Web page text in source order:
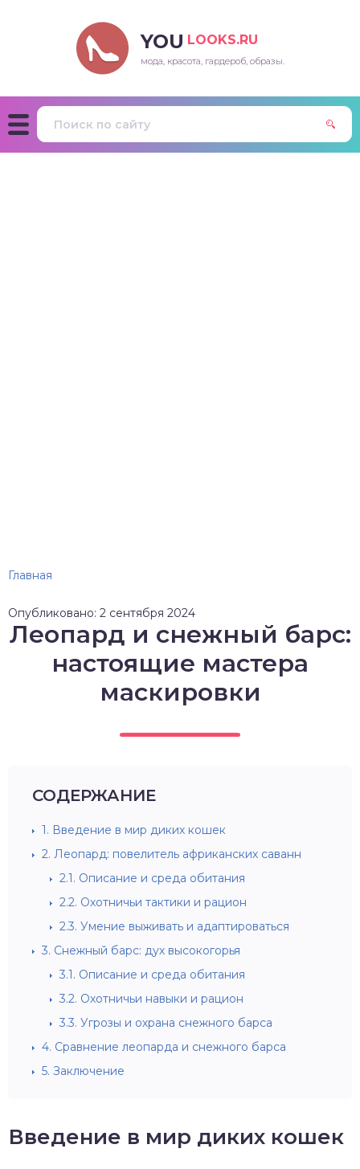
YOU LOOKS.RU
мода, красота, гардероб, образы.
Главная
Опубликовано: 2 сентября 2024
Леопард и снежный барс:
настоящие мастера
маскировки
СОДЕРЖАНИЕ
1. Введение в мир диких кошек
2. Леопард: повелитель африканских саванн
2.1. Описание и среда обитания
2.2. Охотничьи тактики и рацион
2.3. Умение выживать и адаптироваться
3. Снежный барс: дух высокогорья
3.1. Описание и среда обитания
3.2. Охотничьи навыки и рацион
3.3. Угрозы и охрана снежного барса
4. Сравнение леопарда и снежного барса
5. Заключение
Введение в мир диких кошек